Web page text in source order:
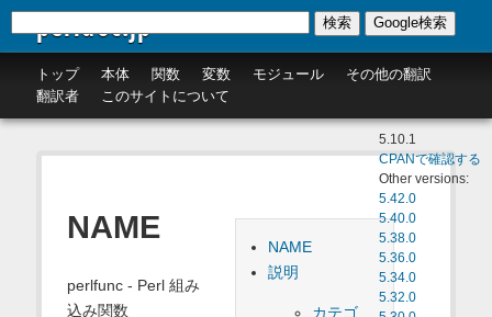
perldoc.jp
トップ 本体 関数 変数 モジュール
その他の翻訳
翻訳者
このサイトについて
検索 Google検索
5.10.1
CPANで確認する
Other versions:
5.42.0
5.40.0
5.38.0
5.36.0
5.34.0
5.32.0
NAME
説明
カテゴ
NAME
perlfunc - Perl 組み
込み関数